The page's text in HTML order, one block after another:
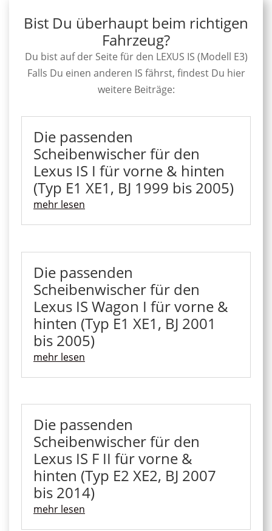
Bist Du überhaupt beim richtigen
Fahrzeug?
Du bist auf der Seite für den LEXUS IS (Modell E3)
Falls Du einen anderen IS fährst, findest Du hier
weitere Beiträge:
Die passenden
Scheibenwischer für den
Lexus IS I für vorne & hinten
(Typ E1 XE1, BJ 1999 bis 2005)
mehr lesen
Die passenden
Scheibenwischer für den
Lexus IS Wagon I für vorne &
hinten (Typ E1 XE1, BJ 2001
bis 2005)
mehr lesen
Die passenden
Scheibenwischer für den
Lexus IS F II für vorne &
hinten (Typ E2 XE2, BJ 2007
bis 2014)
mehr lesen